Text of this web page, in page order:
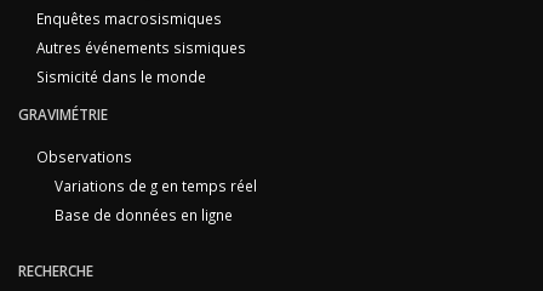
Enquêtes macrosismiques
Autres événements sismiques
Sismicité dans le monde
GRAVIMÉTRIE
Observations
Variations de g en temps réel
Base de données en ligne
RECHERCHE